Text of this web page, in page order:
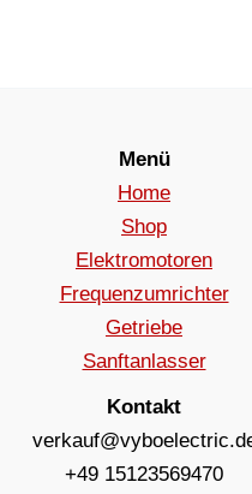
Menü
Home
Shop
Elektromotoren
Frequenzumrichter
Getriebe
Sanftanlasser
Kontakt
+49 15123569470